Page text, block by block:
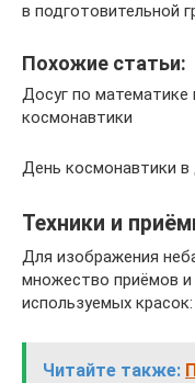
в подготовительной
Похожие статьи:
Досуг по математике
космонавтики
День космонавтики в
Техники и
Для изображения
множество приёмов и
используемых красок:
Читайте также: